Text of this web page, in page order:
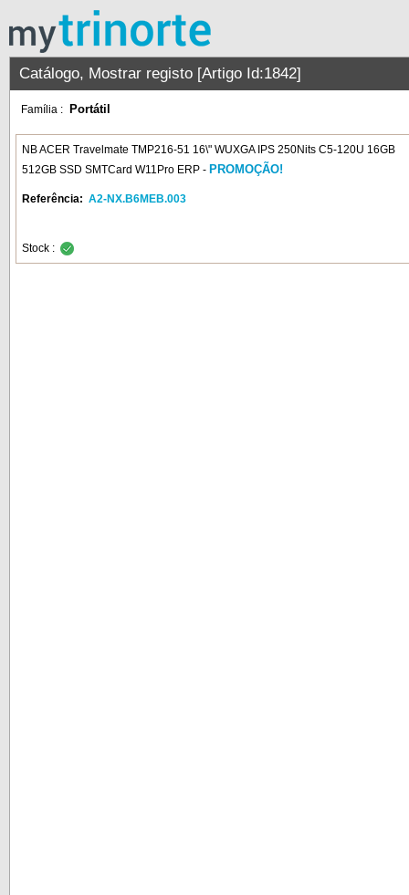
Catálogo, Mostrar registo [Artigo Id:1842]
Família : Portátil
NB ACER Travelmate TMP216-51 16\" WUXGA IPS 250Nits C5-120U 16GB
512GB SSD SMTCard W11Pro ERP - PROMOÇÃO!
Referência: A2-NX.B6MEB.003
Stock :